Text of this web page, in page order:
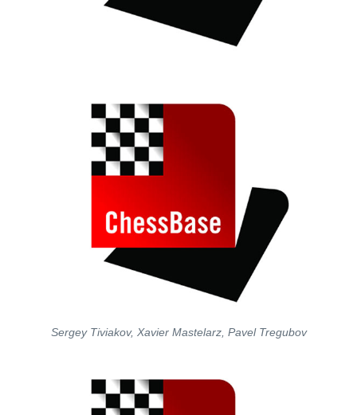
Sergey Tiviakov, Xavier Mastelarz, Pavel Tregubov